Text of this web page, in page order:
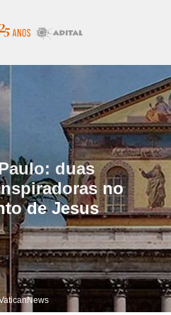
duas
no
de Jesus